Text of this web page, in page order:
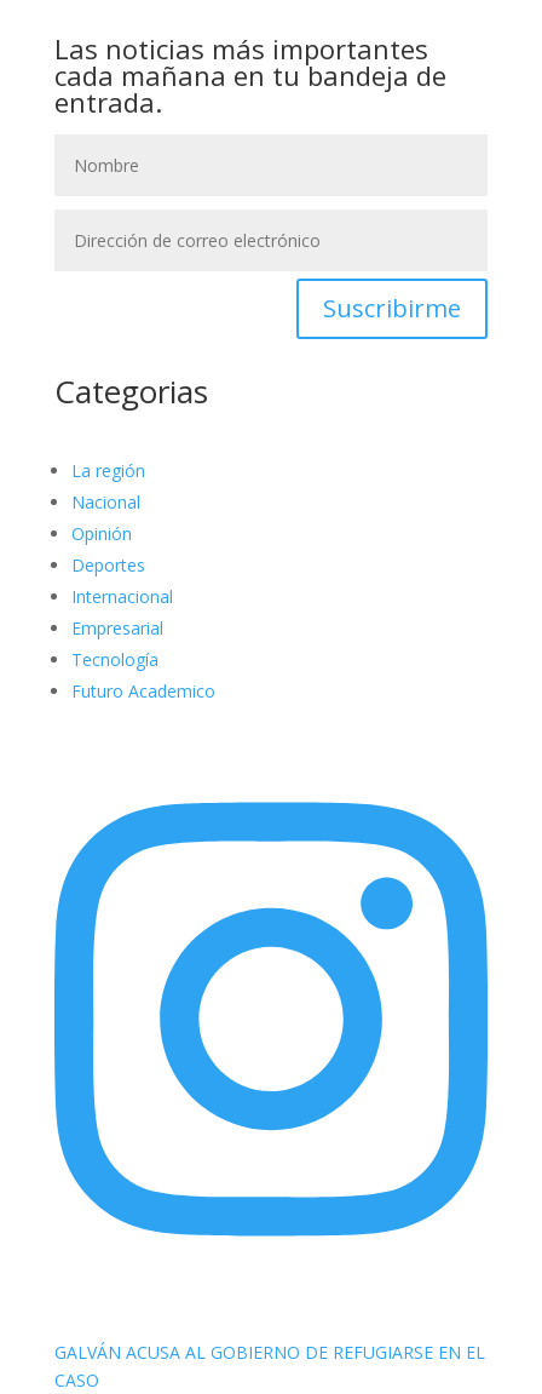
Las noticias más importantes
cada mañana en tu bandeja de
entrada.
Suscribirme
Categorias
La región
Nacional
Opinión
Deportes
Internacional
Empresarial
Tecnología
Futuro Academico
GALVÁN ACUSA AL GOBIERNO DE REFUGIARSE EN EL
CASO